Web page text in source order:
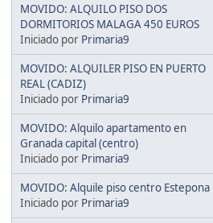
MOVIDO: ALQUILO PISO DOS
DORMITORIOS MALAGA 450 EUROS
Iniciado por Primaria9
MOVIDO: ALQUILER PISO EN PUERTO
REAL (CADIZ)
Iniciado por Primaria9
MOVIDO: Alquilo apartamento en
Granada capital (centro)
Iniciado por Primaria9
MOVIDO: Alquile piso centro Estepona
Iniciado por Primaria9